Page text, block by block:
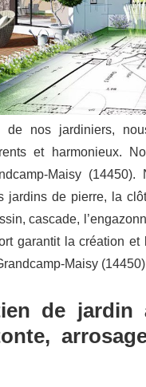
de nos jardiniers,
et harmonieux.
Maisy (14450).
de pierre, la
cascade,
garantit la création et
Maisy
de jardin